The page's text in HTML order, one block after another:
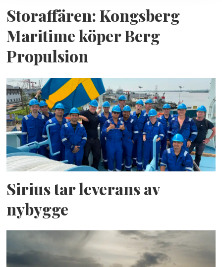
Storaffären: Kongsberg
Maritime köper Berg
Propulsion
Sirius tar leverans av
nybygge